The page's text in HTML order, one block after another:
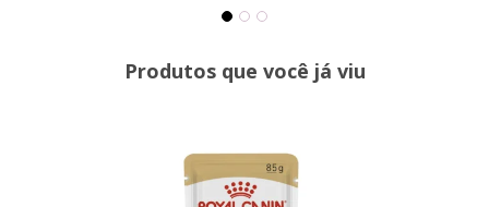
Produtos que você já viu